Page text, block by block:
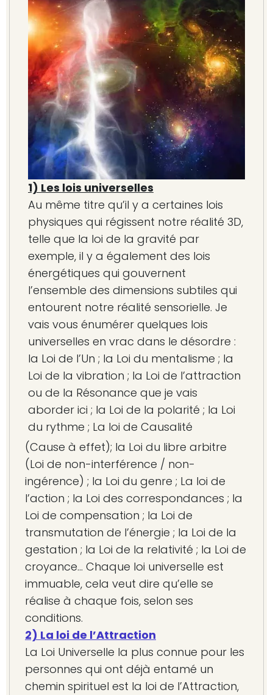
1) Les lois universelles
Au même titre qu’il y a certaines lois
physiques qui régissent notre réalité 3D,
telle que la loi de la gravité par
exemple, il y a également des lois
énergétiques qui gouvernent
l’ensemble des dimensions subtiles qui
entourent notre réalité sensorielle. Je
vais vous énumérer quelques lois
universelles en vrac dans le désordre :
la Loi de l’Un ; la Loi du mentalisme ; la
Loi de la vibration ; la Loi de l’attraction
ou de la Résonance que je vais
aborder ici ; la Loi de la polarité ; la Loi
du rythme ; La loi de Causalité
(Cause à effet); la Loi du libre arbitre
(Loi de non-interférence / non-
ingérence) ; la Loi du genre ; La loi de
l’action ; la Loi des correspondances ; la
Loi de compensation ; la Loi de
transmutation de l’énergie ; la Loi de la
gestation ; la Loi de la relativité ; la Loi de
croyance… Chaque loi universelle est
immuable, cela veut dire qu’elle se
réalise à chaque fois, selon ses
conditions.
2) La loi de l’Attraction
La Loi Universelle la plus connue pour les
personnes qui ont déjà entamé un
chemin spirituel est la loi de l’Attraction,